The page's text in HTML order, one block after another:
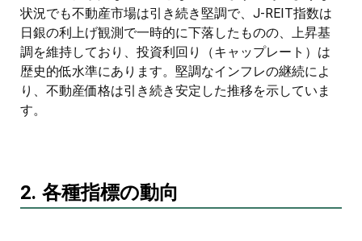
状況でも不動産市場は引き続き堅調で、J-REIT指数は
日銀の利上げ観測で一時的に下落したものの、上昇基
調を維持しており、投資利回り（キャップレート）は
歴史的低水準にあります。堅調なインフレの継続によ
り、不動産価格は引き続き安定した推移を示していま
す。
2. 各種指標の動向